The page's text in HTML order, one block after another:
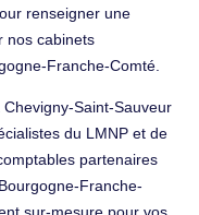
renseigner une
nos cabinets
Franche-Comté.
Saint-Sauveur
du LMNP et de
partenaires
Franche-
sur-mesure pour vos